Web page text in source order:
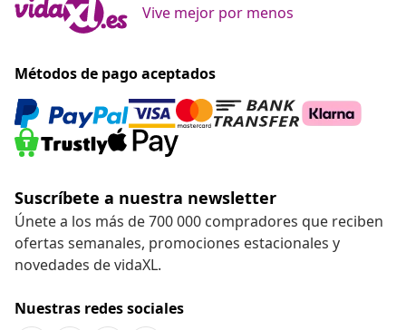
Vive mejor por menos
Métodos de pago aceptados
Suscríbete a nuestra newsletter
Únete a los más de 700 000 compradores que reciben
ofertas semanales, promociones estacionales y
novedades de vidaXL.
Nuestras redes sociales